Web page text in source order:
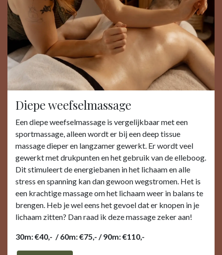
Diepe weefselmassage
Een diepe weefselmassage is vergelijkbaar met een
sportmassage, alleen wordt er bij een deep tissue
massage dieper en langzamer gewerkt. Er wordt veel
gewerkt met drukpunten en het gebruik van de elleboog.
Dit stimuleert de energiebanen in het lichaam en alle
stress en spanning kan dan gewoon wegstromen. Het is
een krachtige massage om het lichaam weer in balans te
brengen. Heb je wel eens het gevoel dat er knopen in je
lichaam zitten? Dan raad ik deze massage zeker aan!
30m: €40,- / 60m: €75,- / 90m: €110,-